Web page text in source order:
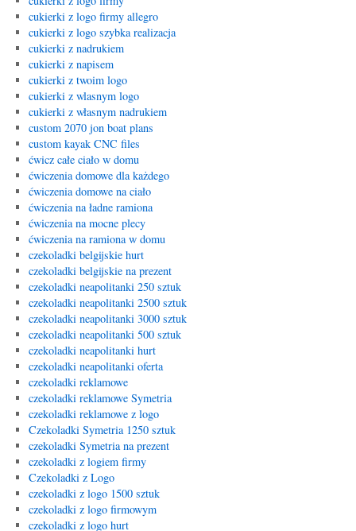
cukierki z logo firmy allegro
cukierki z logo szybka realizacja
cukierki z nadrukiem
cukierki z napisem
cukierki z twoim logo
cukierki z wlasnym logo
cukierki z własnym nadrukiem
custom 2070 jon boat plans
custom kayak CNC files
ćwicz całe ciało w domu
ćwiczenia domowe dla każdego
ćwiczenia domowe na ciało
ćwiczenia na ładne ramiona
ćwiczenia na mocne plecy
ćwiczenia na ramiona w domu
czekoladki belgijskie hurt
czekoladki belgijskie na prezent
czekoladki neapolitanki 250 sztuk
czekoladki neapolitanki 2500 sztuk
czekoladki neapolitanki 3000 sztuk
czekoladki neapolitanki 500 sztuk
czekoladki neapolitanki hurt
czekoladki neapolitanki oferta
czekoladki reklamowe
czekoladki reklamowe Symetria
czekoladki reklamowe z logo
Czekoladki Symetria 1250 sztuk
czekoladki Symetria na prezent
czekoladki z logiem firmy
Czekoladki z Logo
czekoladki z logo 1500 sztuk
czekoladki z logo firmowym
czekoladki z logo hurt